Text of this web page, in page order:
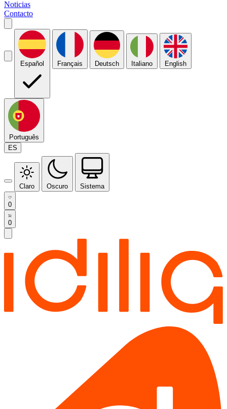
Noticias
Contacto
Español Français Deutsch Italiano English
Português
ES
Claro Oscuro Sistema
0
0